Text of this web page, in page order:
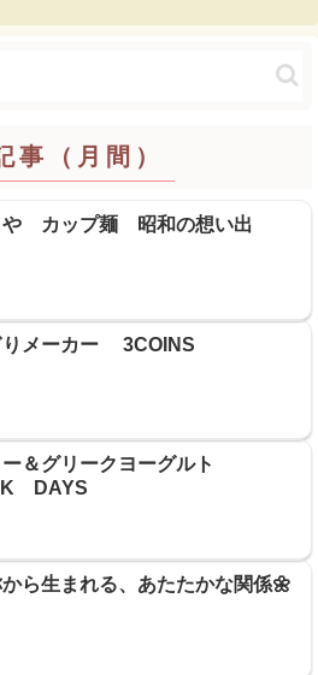
事（月間）
や カップ麺 昭和の想い出
りメーカー 3COINS
ー＆グリークヨーグルト
DAYS
ら生まれる、あたたかな関係🌼